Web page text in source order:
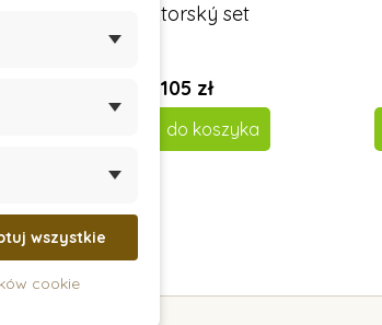
Doktorský set
105 zł
Dodaj do koszyka
wszystkie
cookie